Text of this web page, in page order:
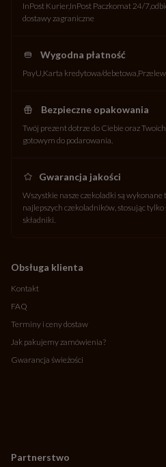
nauczycielowi z okazji 14
InPost Kurier InPost Paczkomat 24/7
dostawy zagraniczne
Wygodna płatność
PayU Karta kredytowa/debetowa
Bezpieczne opakowania
Twój prezent dotrze do Ciebie oraz
gotowym do podarowania.
Gwarancja jakości
Wszystkie nasze czekoladki są
najlepszych czekoladników, stosując
składniki.
Obsługa klienta
Kontakt
FAQ
Terminy i ceny dostaw
Jak pakujemy zamówienia?
Gwarancja świeżości
Partnerstwo